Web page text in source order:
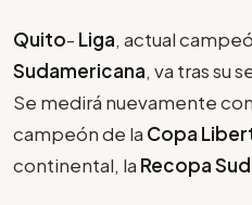
Quito- Liga, actual
Sudamericana, va tras su
Se medirá nuevamente con
campeón de la Copa
continental, la Recopa